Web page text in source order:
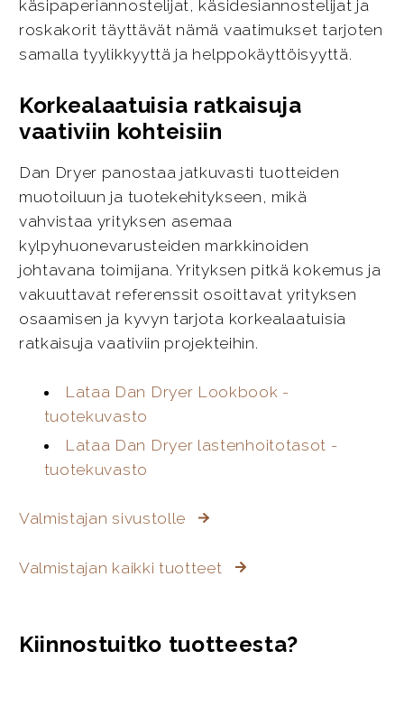
käsipaperiannostelijat, käsidesiannostelijat ja
roskakorit täyttävät nämä vaatimukset tarjoten
samalla tyylikkyyttä ja helppokäyttöisyyttä.
Korkealaatuisia ratkaisuja
vaativiin kohteisiin
Dan Dryer panostaa jatkuvasti tuotteiden
muotoiluun ja tuotekehitykseen, mikä
vahvistaa yrityksen asemaa
kylpyhuonevarusteiden markkinoiden
johtavana toimijana. Yrityksen pitkä kokemus ja
vakuuttavat referenssit osoittavat yrityksen
osaamisen ja kyvyn tarjota korkealaatuisia
ratkaisuja vaativiin projekteihin.
Lataa Dan Dryer Lookbook -
tuotekuvasto
Lataa Dan Dryer lastenhoitotasot -
tuotekuvasto
Valmistajan sivustolle
Valmistajan kaikki tuotteet
Kiinnostuitko tuotteesta?